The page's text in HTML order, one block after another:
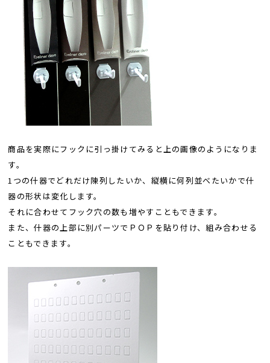
商品を実際にフックに引っ掛けてみると上の画像のようになりま
す。
1つの什器でどれだけ陳列したいか、縦横に何列並べたいかで什
器の形状は変化します。
それに合わせてフック穴の数も増やすこともできます。
また、什器の上部に別パーツでＰＯＰを貼り付け、組み合わせる
こともできます。